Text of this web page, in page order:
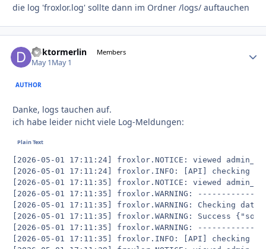
die log 'froxlor.log' sollte dann im Ordner /logs/ auftauchen
doktormerlin Members
May 1May 1
AUTHOR
Danke, logs tauchen auf.
ich habe leider nicht viele Log-Meldungen:
[2026-05-01 17:11:24] froxlor.NOTICE: viewed
[2026-05-01 17:11:24] froxlor.INFO: [API]
[2026-05-01 17:11:35] froxlor.NOTICE: viewed
[2026-05-01 17:11:35] froxlor.WARNING:
[2026-05-01 17:11:35] froxlor.WARNING: Checking
[2026-05-01 17:11:35] froxlor.WARNING: Success
[2026-05-01 17:11:35] froxlor.WARNING:
[2026-05-01 17:11:35] froxlor.INFO: [API]